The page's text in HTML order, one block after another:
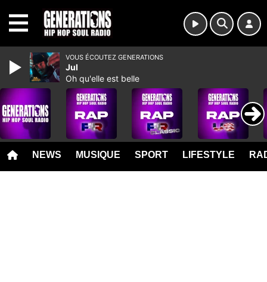
NEWS MUSIQUE SPORT LIFESTYLE
VOUS ÉCOUTEZ GENERATIONS
Jul
Oh qu'elle est belle